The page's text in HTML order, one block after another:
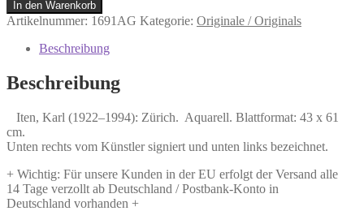
Karl
1994):
Menge
In den Warenkorb
Artikelnummer: 1691AG Kategorie: Originale / Originals
Beschreibung
Beschreibung
Iten, Karl (1922–1994): Zürich. Aquarell. Blattformat: 43 x 61
cm.
Unten rechts vom Künstler signiert und unten links bezeichnet.
+ Wichtig: Für unsere Kunden in der EU erfolgt der Versand alle
14 Tage verzollt ab Deutschland / Postbank-Konto in
Deutschland vorhanden +